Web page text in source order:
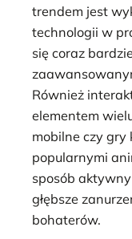
trendem jest
technologii w
się coraz
Również
elementem
mobilne czy gry
popularnymi
sposób
głębsze
bohaterów.